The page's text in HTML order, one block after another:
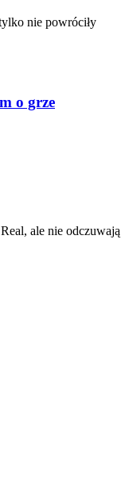
nie powróciły
o grze
ale nie odczuwają